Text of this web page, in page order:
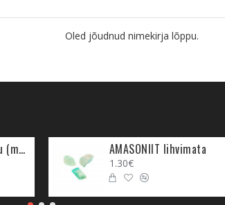
Oled jõudnud nimekirja lõppu.
AMASONIIT ripats poolkuu (metall) AMASONIIT lihvimata
1.30€